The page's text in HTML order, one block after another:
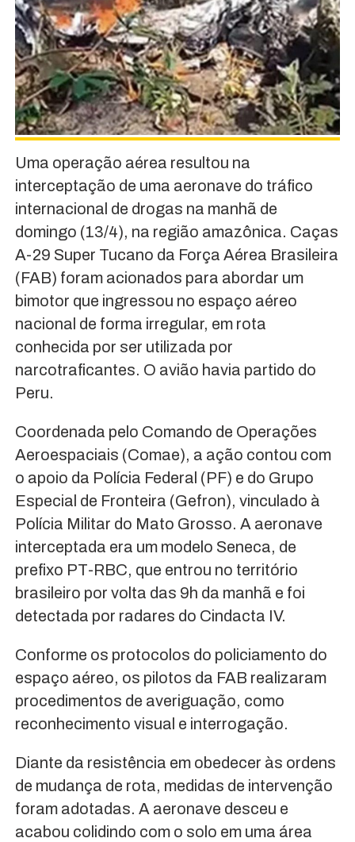
Uma operação aérea resultou na
interceptação de uma aeronave do tráfico
internacional de drogas na manhã de
domingo (13/4), na região amazônica. Caças
A-29 Super Tucano da Força Aérea Brasileira
(FAB) foram acionados para abordar um
bimotor que ingressou no espaço aéreo
nacional de forma irregular, em rota
conhecida por ser utilizada por
narcotraficantes. O avião havia partido do
Peru.
Coordenada pelo Comando de Operações
Aeroespaciais (Comae), a ação contou com
o apoio da Polícia Federal (PF) e do Grupo
Especial de Fronteira (Gefron), vinculado à
Polícia Militar do Mato Grosso. A aeronave
interceptada era um modelo Seneca, de
prefixo PT-RBC, que entrou no território
brasileiro por volta das 9h da manhã e foi
detectada por radares do Cindacta IV.
Conforme os protocolos do policiamento do
espaço aéreo, os pilotos da FAB realizaram
procedimentos de averiguação, como
reconhecimento visual e interrogação.
Diante da resistência em obedecer às ordens
de mudança de rota, medidas de intervenção
foram adotadas. A aeronave desceu e
acabou colidindo com o solo em uma área